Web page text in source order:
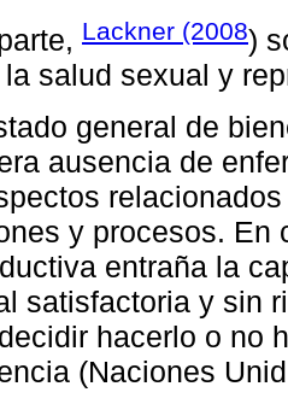
Lackner (2008)
salud sexual y
general de
ausencia de
y procesos. En
entraña la
satisfactoria y sin
hacerlo o no
(Naciones